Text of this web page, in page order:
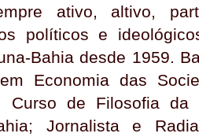
ativo, altivo,
políticos e
Bahia desde 1959.
Economia das
Curso de Filosofia da
Jornalista e